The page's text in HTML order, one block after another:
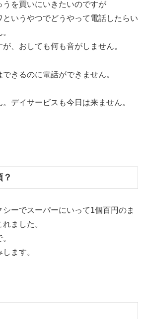
うを買いにいきたいのですが
というやつでどうやって電話したらい
、おしても何も音がしません。
きるのに電話ができません。
デイサービスも今日は来ません。
ーでスーパーにいって1個百円のま
ました。
ます。